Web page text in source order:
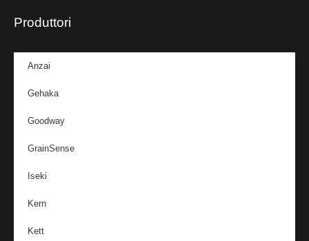
Produttori
Anzai
Gehaka
Goodway
GrainSense
Iseki
Kern
Kett